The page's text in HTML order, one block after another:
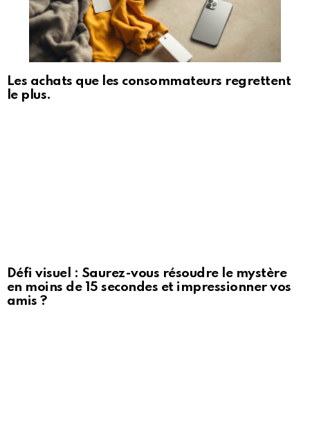
Les achats que les consommateurs regrettent
le plus.
Défi visuel : Saurez-vous résoudre le mystère
en moins de 15 secondes et impressionner vos
amis ?